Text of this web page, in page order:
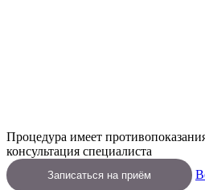
Процедура имеет
консультация специалиста
Записаться на приём